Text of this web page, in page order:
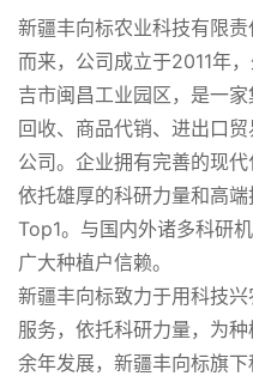
新疆丰向标农业科技有限
而来，公司成立于2011年
吉市闽昌工业园区，是一家
回收、商品代销、进出口
公司。企业拥有完善的现代
依托雄厚的科研力量和高
Top1。与国内外诸多科研
广大种植户信赖。
新疆丰向标致力于用科技
服务，依托科研力量，为
余年发展，新疆丰向标旗